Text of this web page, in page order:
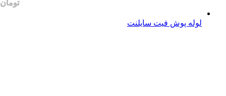
لوله پوش فیت سایلنت